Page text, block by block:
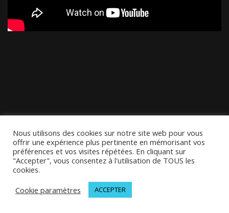
Nous utilisons des cookies sur notre site web pour vous
offrir une expérience plus pertinente en mémorisant vos
préférences et vos visites répétées. En cliquant sur
"Accepter", vous consentez à l'utilisation de TOUS les
cookies.
Cookie paramètres
ACCEPTER